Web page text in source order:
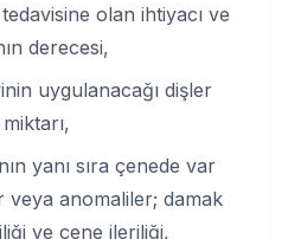
olan ihtiyacı ve
derecesi,
uygulanacağı dişler
yanı sıra çenede var
anomaliler; damak
ve çene ileriliği,